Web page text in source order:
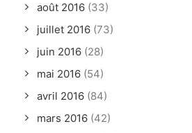
août 2016 (33)
juillet 2016 (73)
juin 2016 (28)
mai 2016 (54)
avril 2016 (84)
mars 2016 (42)